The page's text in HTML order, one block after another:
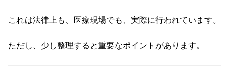
これは法律上も、医療現場でも、実際に行われています。
ただし、少し整理すると重要なポイントがあります。